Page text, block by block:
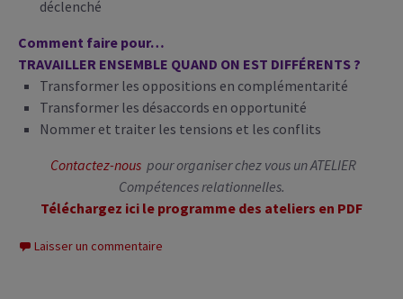
déclenché
Comment faire pour…
TRAVAILLER ENSEMBLE QUAND ON EST DIFFÉRENTS ?
Transformer les oppositions en complémentarité
Transformer les désaccords en opportunité
Nommer et traiter les tensions et les conflits
Contactez-nous pour organiser chez vous un ATELIER
Compétences relationnelles.
Téléchargez ici le programme des ateliers en PDF
Laisser un commentaire